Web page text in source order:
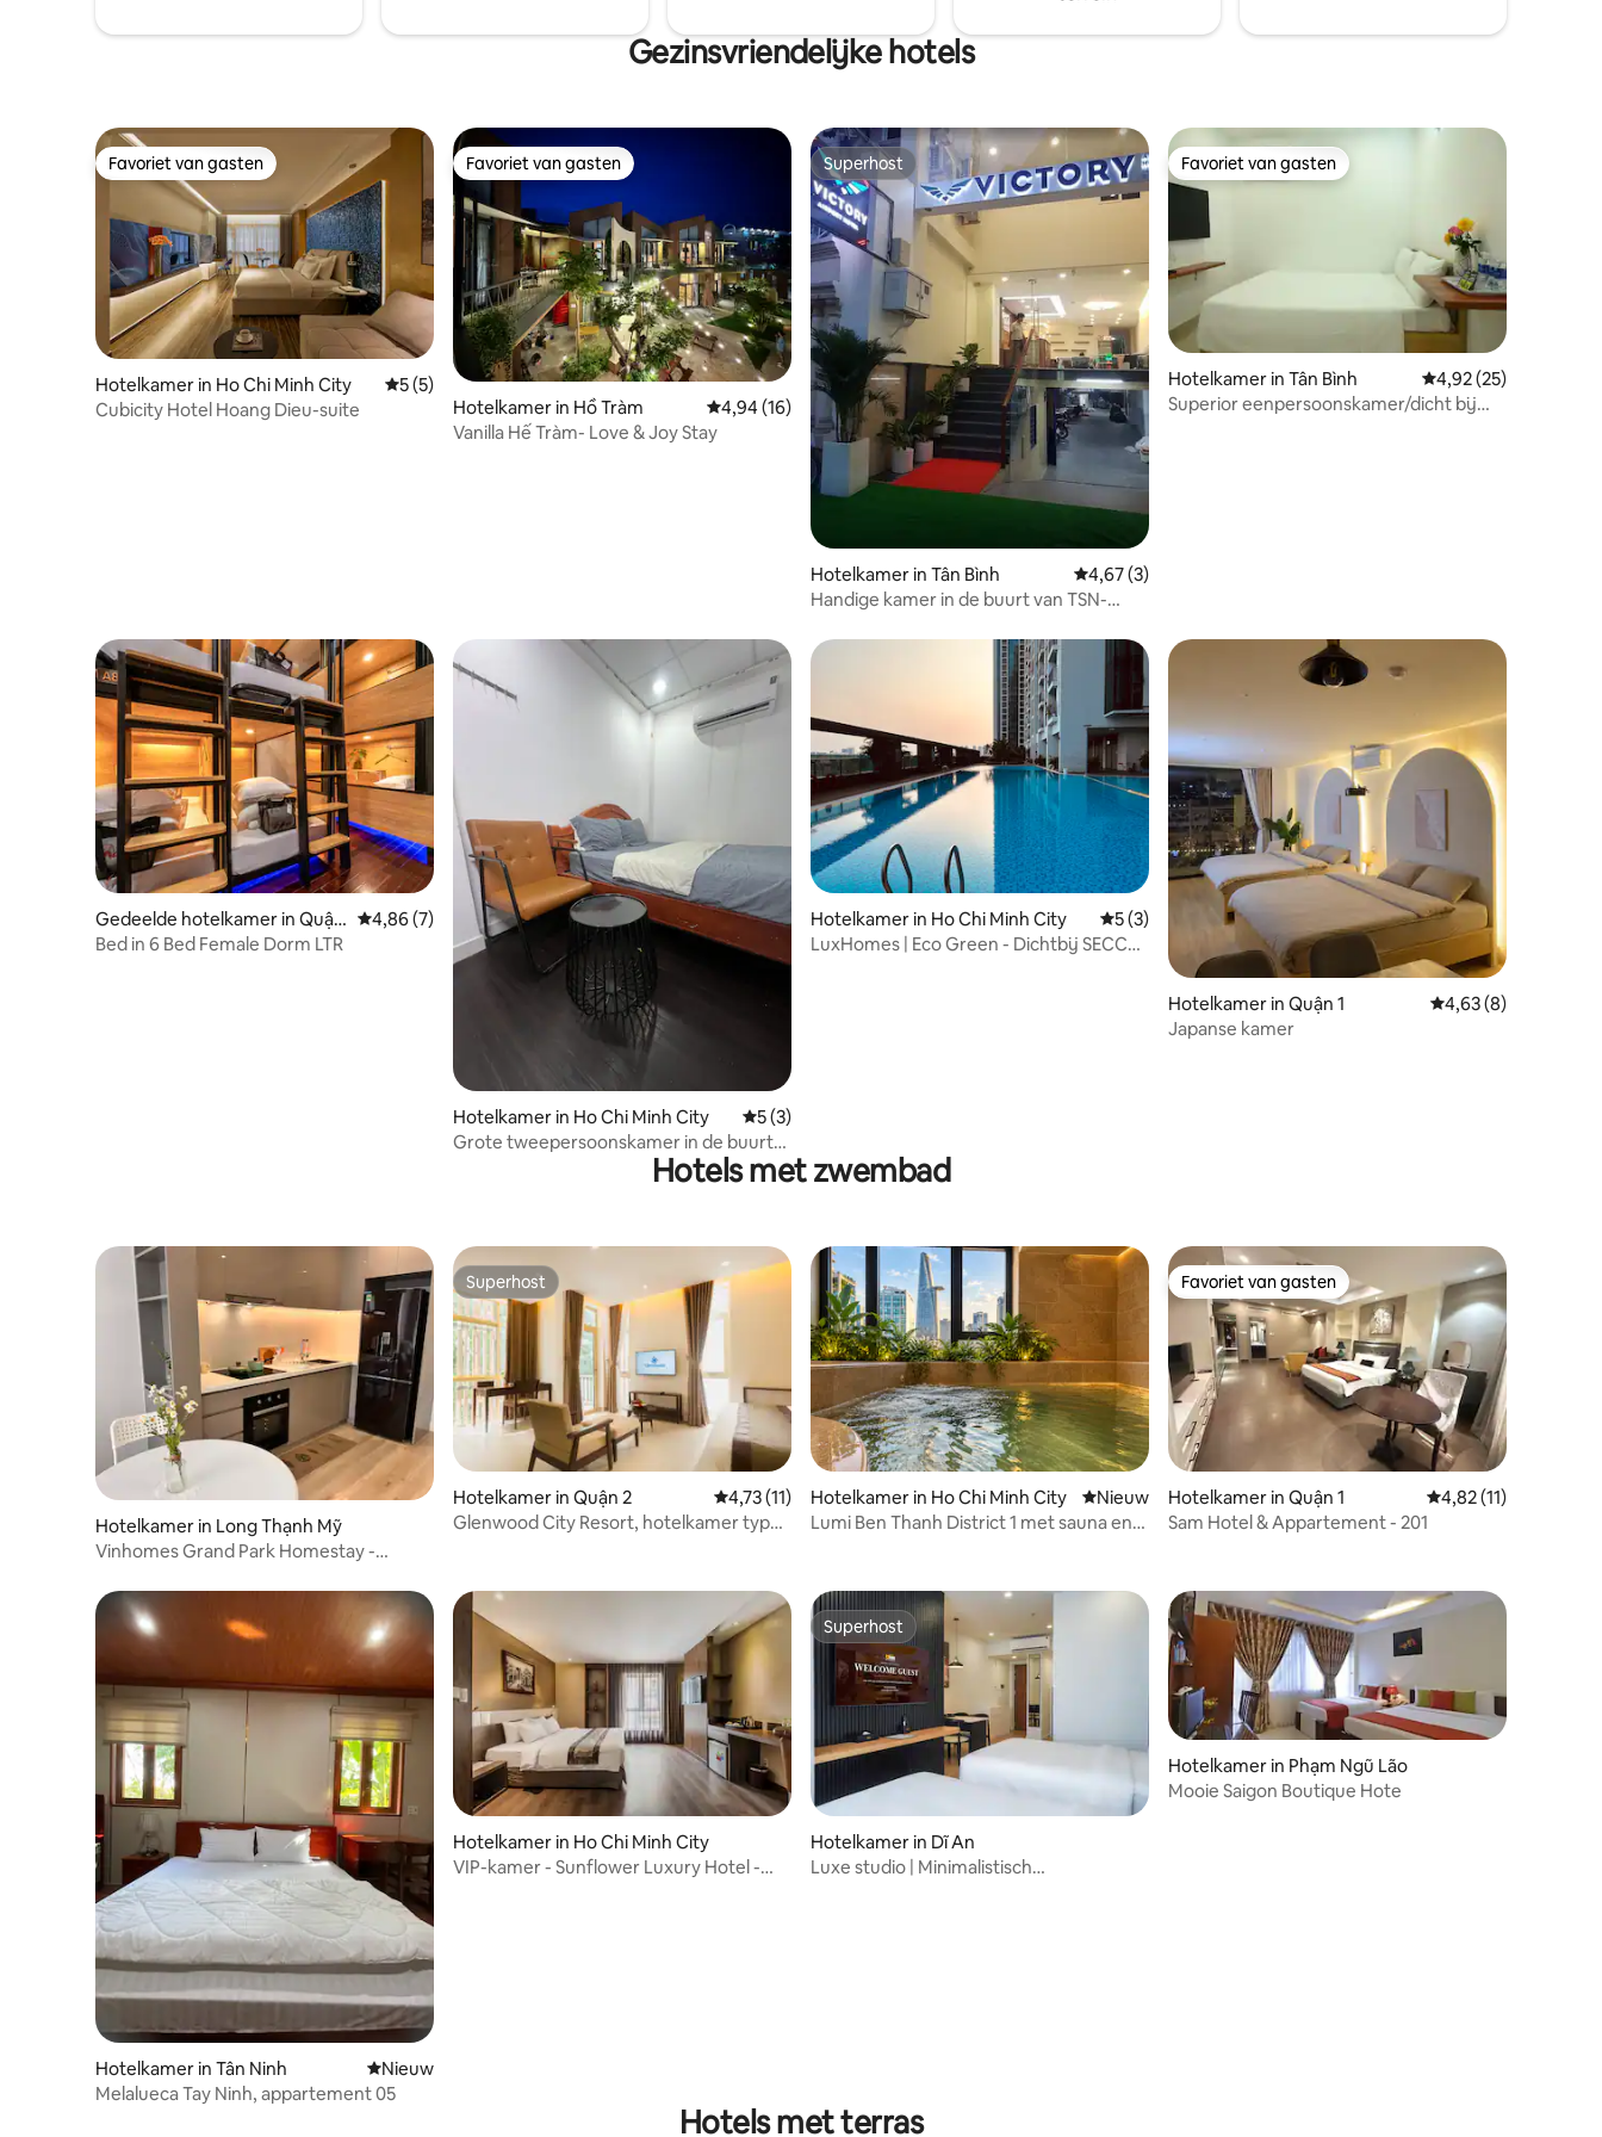
gesteld
Gezinsvriendelijke hotels
Favoriet van gasten
Favoriet van gasten
Hotelkamer in Ho Chi Minh City Gemiddelde beoordeling van 5 uit 5, 5 recensies
5 (5)
Cubicity Hotel Hoang Dieu-suite
Favoriet van gasten
Favoriet van gasten
Hotelkamer in Hồ Tràm Gemiddelde beoordeling van 4,94 uit 5, 16 recensies
4,94 (16)
Vanilla Hế Tràm- Love & Joy Stay
Superhost
Superhost
Hotelkamer in Tân Bình Gemiddelde beoordeling van 4,67 uit 5, 3 recensies
4,67 (3)
Handige kamer in de buurt van TSN-
Favoriet van gasten
Favoriet van gasten
Hotelkamer in Tân Bình Gemiddelde
4,92 (25)
Superior eenpersoonskamer/dicht bij
Gedeelde hotelkamer in Quận
1
Gemiddelde beoordeling van 4,86 uit 5, 7 recensies
4,86 (7)
Bed in 6 Bed Female Dorm LTR
Hotelkamer in Ho Chi Minh City Gemiddelde beoordeling van 5 uit 5, 3 recensies
5 (3)
Grote tweepersoonskamer in de buurt
Hotelkamer in Ho Chi Minh City Gemiddelde beoordeling van 5 uit 5, 3 recensies
5 (3)
LuxHomes | Eco Green - Dichtbij SECC
Hotelkamer in Quận 1
Gemiddelde
4,63 (8)
Japanse kamer
Hotels met zwembad
Hotelkamer in Long Thạnh Mỹ
Vinhomes Grand Park Homestay -
Superhost
Superhost
Hotelkamer in Quận 2 Gemiddelde beoordeling van 4,73 uit 5, 11 recensies
4,73 (11)
Glenwood City Resort, hotelkamer type
Hotelkamer in Ho Chi Minh City Nieuwe accommodatie
Nieuw
Lumi Ben Thanh District 1 met sauna en
Favoriet van gasten
Favoriet van gasten
Hotelkamer in Quận 1 Gemiddelde
4,82 (11)
Sam Hotel & Appartement - 201
Hotelkamer in Tân Ninh Nieuwe accommodatie
Nieuw
Melalueca Tay Ninh, appartement 05
Hotelkamer in Ho Chi Minh City
VIP-kamer - Sunflower Luxury Hotel -
Superhost
Superhost
Hotelkamer in Dĩ An
Luxe studio | Minimalistisch
Hotelkamer in Phạm Ngũ Lão
Mooie Saigon Boutique Hote
Hotels met terras